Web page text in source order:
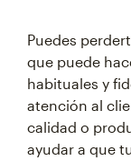
Puedes
que puede
habituales y
atención al
calidad o
ayudar a que